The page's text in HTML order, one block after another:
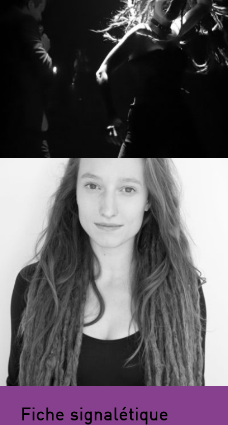
Fiche signalétique